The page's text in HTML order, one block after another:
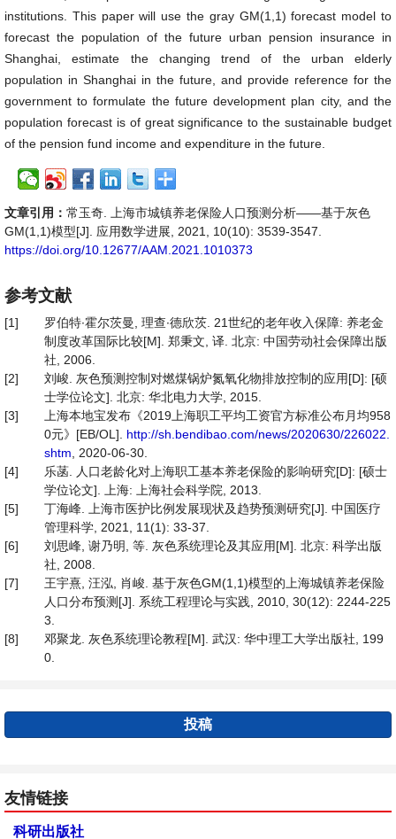
institutions. This paper will use the gray GM(1,1) forecast model to
forecast the population of the future urban pension insurance in
Shanghai, estimate the changing trend of the urban elderly
population in Shanghai in the future, and provide reference for the
government to formulate the future development plan city, and the
population forecast is of great significance to the sustainable budget
of the pension fund income and expenditure in the future.
文章引用： 常玉奇. 上海市城镇养老保险人口预测分析——基于灰色
GM(1,1)模型[J]. 应用数学进展, 2021, 10(10): 3539-3547.
https://doi.org/10.12677/AAM.2021.1010373
参考文献
[1]
罗伯特∙霍尔茨曼, 理查∙德欣茨. 21世纪的老年收入保障: 养老金
制度改革国际比较[M]. 郑秉文, 译. 北京: 中国劳动社会保障出版
社, 2006.
[2]
刘峻. 灰色预测控制对燃煤锅炉氮氧化物排放控制的应用[D]: [硕
士学位论文]. 北京: 华北电力大学, 2015.
[3]
上海本地宝发布《2019上海职工平均工资官方标准公布月均958
0元》[EB/OL]. http://sh.bendibao.com/news/2020630/226022.
shtm , 2020-06-30.
[4]
乐菡. 人口老龄化对上海职工基本养老保险的影响研究[D]: [硕士
学位论文]. 上海: 上海社会科学院, 2013.
[5]
丁海峰. 上海市医护比例发展现状及趋势预测研究[J]. 中国医疗
管理科学, 2021, 11(1): 33-37.
[6]
刘思峰, 谢乃明, 等. 灰色系统理论及其应用[M]. 北京: 科学出版
社, 2008.
[7]
王宇熹, 汪泓, 肖峻. 基于灰色GM(1,1)模型的上海城镇养老保险
人口分布预测[J]. 系统工程理论与实践, 2010, 30(12): 2244-225
3.
[8]
邓聚龙. 灰色系统理论教程[M]. 武汉: 华中理工大学出版社, 199
0.
投稿
友情链接
科研出版社